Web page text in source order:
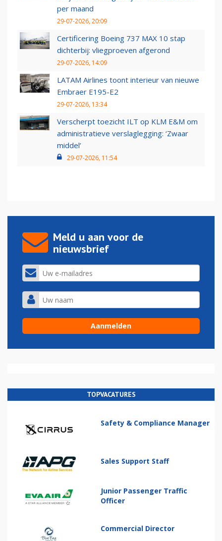
per maand
29-07-2026, 20:09
Certificering Boeing 737 MAX 10 stap
dichterbij: vliegproeven afgerond
29-07-2026, 14:09
LATAM Airlines toont interieur van nieuwe
Embraer E195-E2
29-07-2026, 13:34
Verscherpt toezicht ILT op KLM E&M om
administratieve verslaglegging: ‘Zwaar
middel’
29-07-2026, 11:54
Meld u aan voor de
nieuwsbrief
TOPVACATURES
Safety & Compliance Manager
Sales Support Staff
Junior Passenger Traffic
Officer
Commercial Director